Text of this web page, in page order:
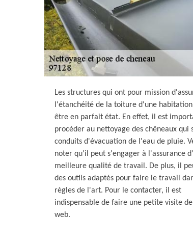
Les structures qui ont pour mission
l'étanchéité de la toiture d'une
être en parfait état. En effet, il est
procéder au nettoyage des chêneaux qui
conduits d'évacuation de l'eau de pluie.
noter qu'il peut s'engager à l'assurance
meilleure qualité de travail. De plus, il
des outils adaptés pour faire le travail
règles de l'art. Pour le contacter, il est
indispensable de faire une petite visite
web.